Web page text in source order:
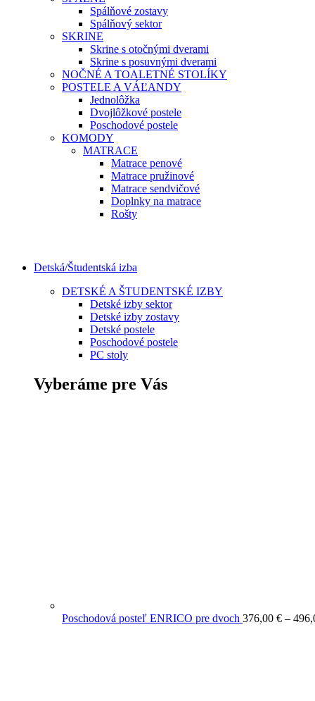
Spálňové zostavy
Spálňový sektor
SKRINE
Skrine s otočnými dverami
Skrine s posuvnými dverami
NOČNÉ A TOALETNÉ STOLÍKY
POSTELE A VÁĽANDY
Jednolôžka
Dvojlôžkové postele
Poschodové postele
KOMODY
MATRACE
Matrace penové
Matrace pružinové
Matrace sendvičové
Doplnky na matrace
Rošty
Detská/Študentská izba
DETSKÉ A ŠTUDENTSKÉ IZBY
Detské izby sektor
Detské izby zostavy
Detské postele
Poschodové postele
PC stoly
Vyberáme pre Vás
Poschodová posteľ ENRICO pre dvoch 376,00 € –